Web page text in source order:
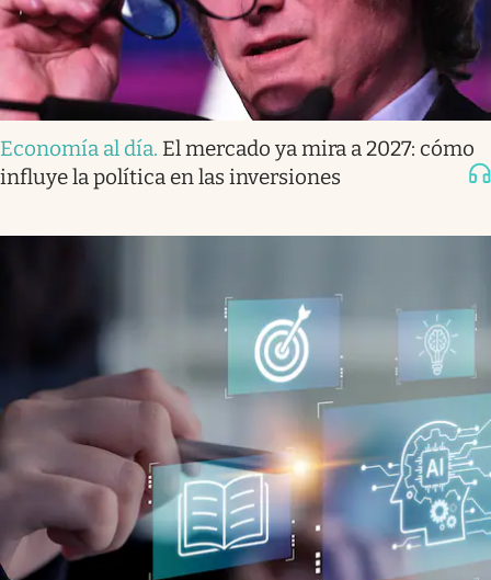
Economía al día. El mercado ya mira a 2027: cómo
influye la política en las inversiones